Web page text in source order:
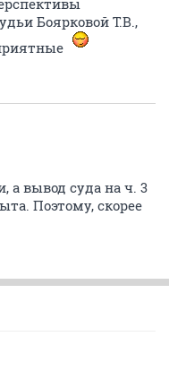
Боярковой Т.В.,
а вывод суда на ч. 3
Поэтому, скорее